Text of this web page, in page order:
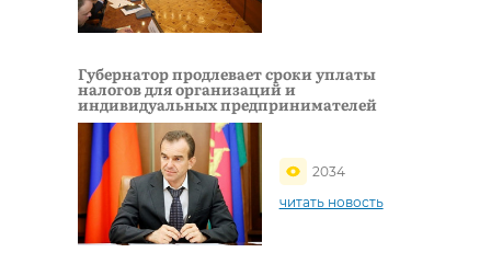
Губернатор продлевает сроки уплаты
налогов для организаций и
индивидуальных предпринимателей
2034
читать новость